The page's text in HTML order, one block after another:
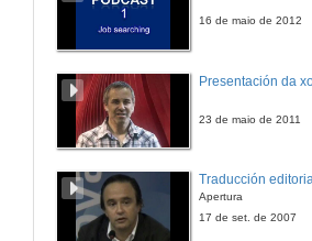
Presentación
Conferencia
16 de maio de 2012
Presentación da
23 de maio de 2011
Apertura
17 de set. de 2007